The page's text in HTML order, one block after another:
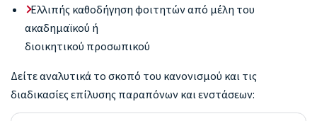
Ελλιπής καθοδήγηση φοιτητών από μέλη του
ακαδημαϊκού ή
διοικητικού προσωπικού
Δείτε αναλυτικά το σκοπό του κανονισμού και τις
διαδικασίες επίλυσης παραπόνων και ενστάσεων: